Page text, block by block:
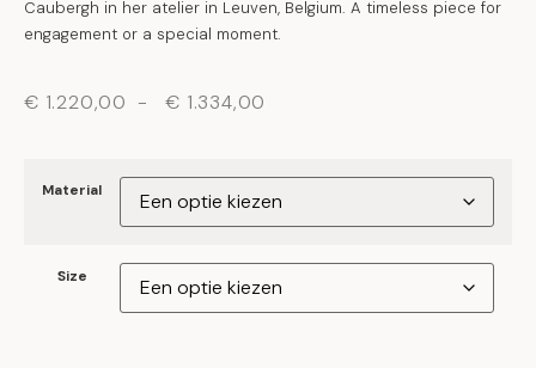
Caubergh in her atelier in Leuven, Belgium. A timeless piece for
engagement or a special moment.
€ 1.220,00 - € 1.334,00
Material
Size